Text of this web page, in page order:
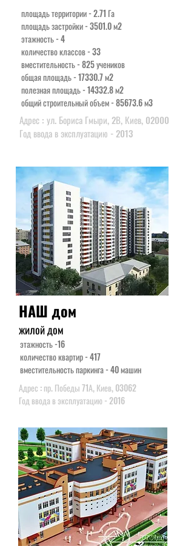
Адрес : ул. Бориса Гмыри, 2В, Киев, 02000
Год ввода в эксплуатацию - 2013
площадь территории - 2.71 Га
площадь застройки - 3501.0 м2
этажность - 4
количество классов - 33
вместительность - 825 учеников
общая площадь - 17330.7 м2
полезная площадь - 14332.8 м2
общий строительный объем - 85673.6 м3
НАШ дом
жилой дом
этажность -16
количество квартир - 417
вместительность паркинга - 40 машин
Адрес : пр. Победы 71А, Киев, 03062
Год ввода в эксплуатацию - 2016